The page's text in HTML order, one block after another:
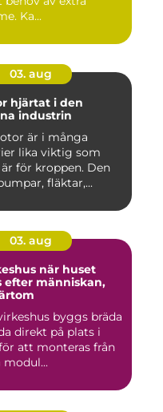
Ka...
03. aug
industrin
är i många
lika viktig som
för kroppen. Den
fläktar,...
03. aug
när huset
efter människan,
byggs bräda
direkt på plats i
att monteras från